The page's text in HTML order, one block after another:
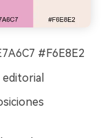
#F6E8E2